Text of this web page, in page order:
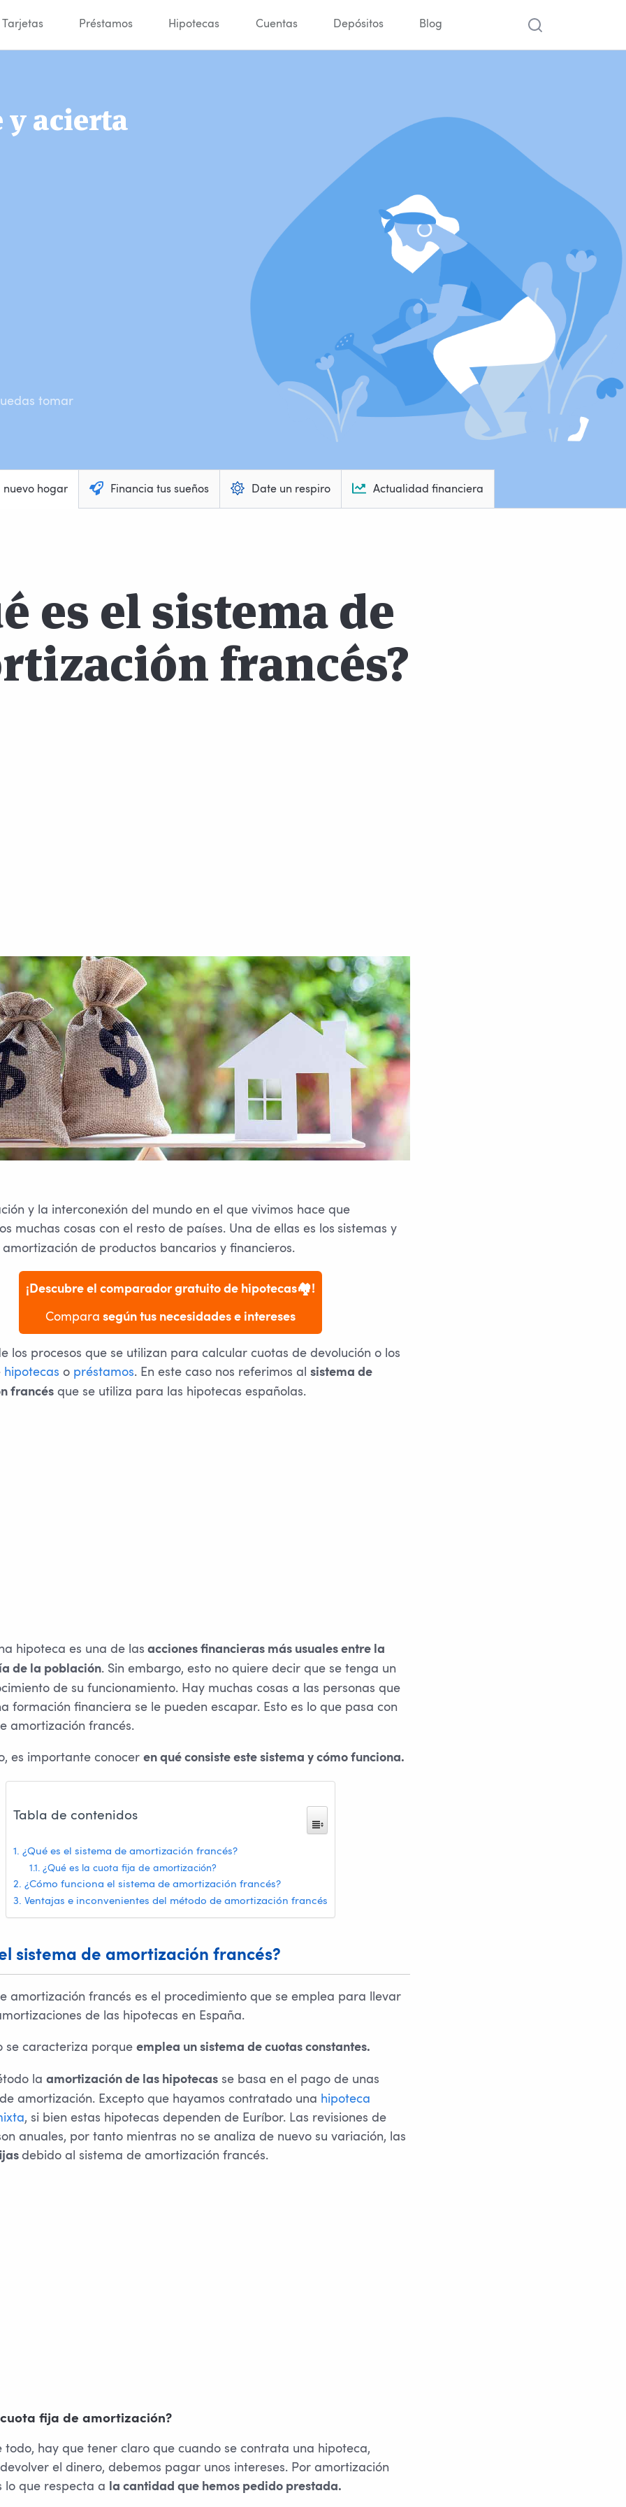
Tarjetas Préstamos Hipotecas Cuentas Depósitos Blog
y acierta
tomar
nuevo hogar Financia tus sueños Date un respiro Actualidad financiera
es el sistema de
francés?
y la interconexión del mundo en el que vivimos hace que
muchas cosas con el resto de países. Una de ellas es los sistemas y
de productos bancarios y financieros.
¡Descubre el comparador gratuito de hipotecas🏘️!
Compara según tus necesidades e intereses
los procesos que se utilizan para calcular cuotas de devolución o los
hipotecas o préstamos. En este caso nos referimos al sistema de
francés que se utiliza para las hipotecas españolas.
hipoteca es una de las acciones financieras más usuales entre la
de la población. Sin embargo, esto no quiere decir que se tenga un
de su funcionamiento. Hay muchas cosas a las personas que
formación financiera se le pueden escapar. Esto es lo que pasa con
amortización francés.
es importante conocer en qué consiste este sistema y cómo funciona.
Tabla de contenidos
¿Qué es el sistema de amortización francés?
¿Qué es la cuota fija de amortización?
¿Cómo funciona el sistema de amortización francés?
Ventajas e inconvenientes del método de amortización francés
sistema de amortización francés?
amortización francés es el procedimiento que se emplea para llevar
de las hipotecas en España.
se caracteriza porque emplea un sistema de cuotas constantes.
la amortización de las hipotecasse basa en el pago de unas
amortización. Excepto que hayamos contratado una hipoteca
, si bien estas hipotecas dependen de Euríbor. Las revisiones de
anuales, por tanto mientras no se analiza de nuevo su variación, las
debido al sistema de amortización francés.
fija de amortización?
todo, hay que tener claro que cuando se contrata una hipoteca,
el dinero, debemos pagar unos intereses. Por amortización
lo que respecta a la cantidad que hemos pedido prestada.